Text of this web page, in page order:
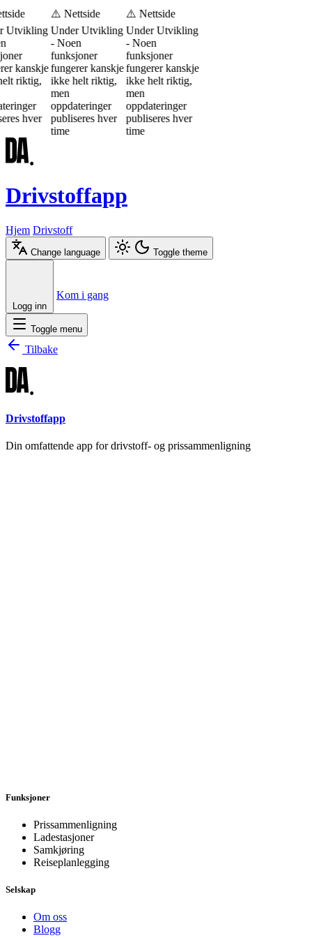
Utvikling
kanskje
riktig,
hver
⚠️ Nettside
Under Utvikling
- Noen
funksjoner
fungerer kanskje
ikke helt riktig,
men
oppdateringer
publiseres hver
time
⚠️ Nettside
Under Utvikling
- Noen
funksjoner
fungerer kanskje
ikke helt riktig,
men
oppdateringer
publiseres hver
time
Drivstoffapp
Hjem Drivstoff
Change language Toggle theme
Logg inn
Kom i gang
Toggle menu
Tilbake
Drivstoffapp
Din omfattende app for drivstoff- og prissammenligning
Funksjoner
Prissammenligning
Ladestasjoner
Samkjøring
Reiseplanlegging
Selskap
Om oss
Blogg